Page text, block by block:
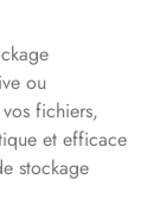
ou
fichiers,
et efficace
stockage